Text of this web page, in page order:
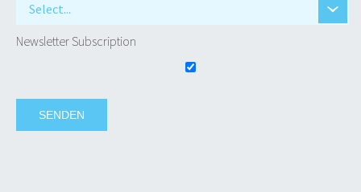
Select...
Newsletter Subscription